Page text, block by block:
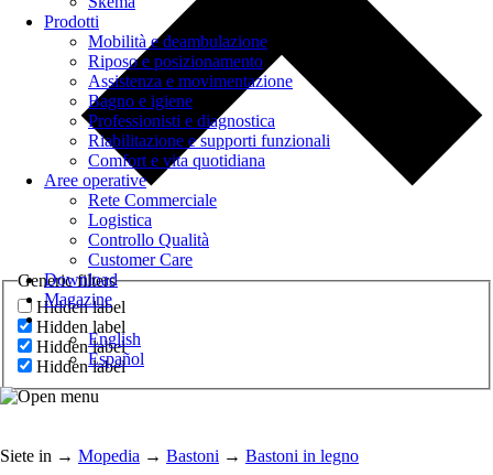
Generic filters
Hidden label
Hidden label
Hidden label
Hidden label
Prodotti
Mobilità e deambulazione
Riposo e posizionamento
Assistenza e movimentazione
Bagno e igiene
Professionisti e diagnostica
Riabilitazione e supporti funzionali
Comfort e vita quotidiana
Aree operative
Rete Commerciale
Logistica
Controllo Qualità
Customer Care
Download
Magazine
English
Español
Siete in → Mopedia → Bastoni → Bastoni in legno